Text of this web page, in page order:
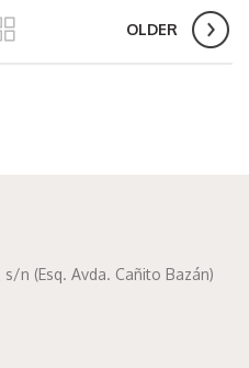
OLDER
n (Esq. Avda. Cañito Bazán)